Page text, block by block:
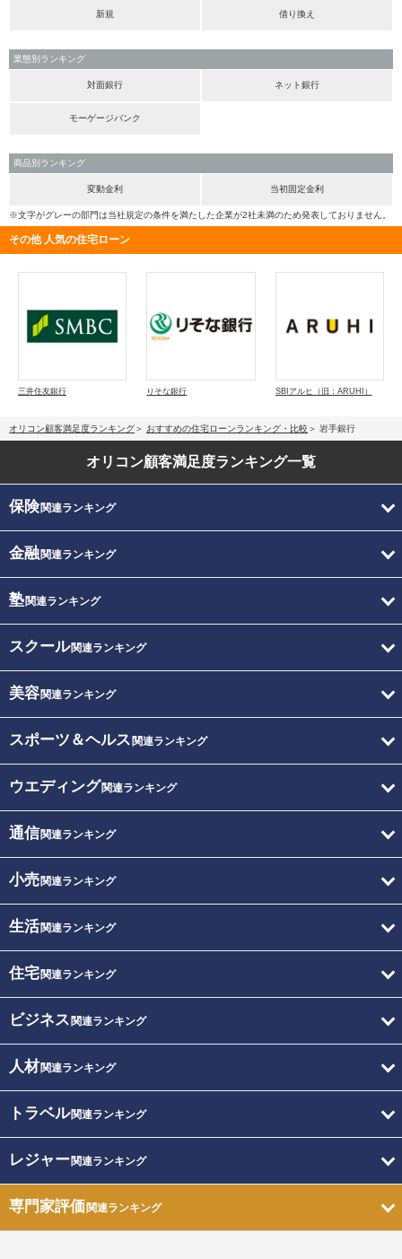
新規 借り換え
業態別ランキング
対面銀行 ネット銀行
モーゲージバンク
商品別ランキング
変動金利 当初固定金利
※文字がグレーの部門は当社規定の条件を満たした企業が2社未満のため発表しておりません。
その他 人気の住宅ローン
三井住友銀行 りそな銀行 SBIアルヒ（旧：ARUHI）
オリコン顧客満足度ランキング おすすめの住宅ローンランキング・比較 岩手銀行
オリコン顧客満足度ランキング一覧
保険関連ランキング
金融関連ランキング
塾関連ランキング
スクール関連ランキング
美容関連ランキング
スポーツ＆ヘルス 関連ランキング
ウエディング関連ランキング
通信関連ランキング
小売関連ランキング
生活関連ランキング
住宅関連ランキング
ビジネス 関連ランキング
人材関連ランキング
トラベル関連ランキング
レジャー関連ランキング
専門家評価関連ランキング